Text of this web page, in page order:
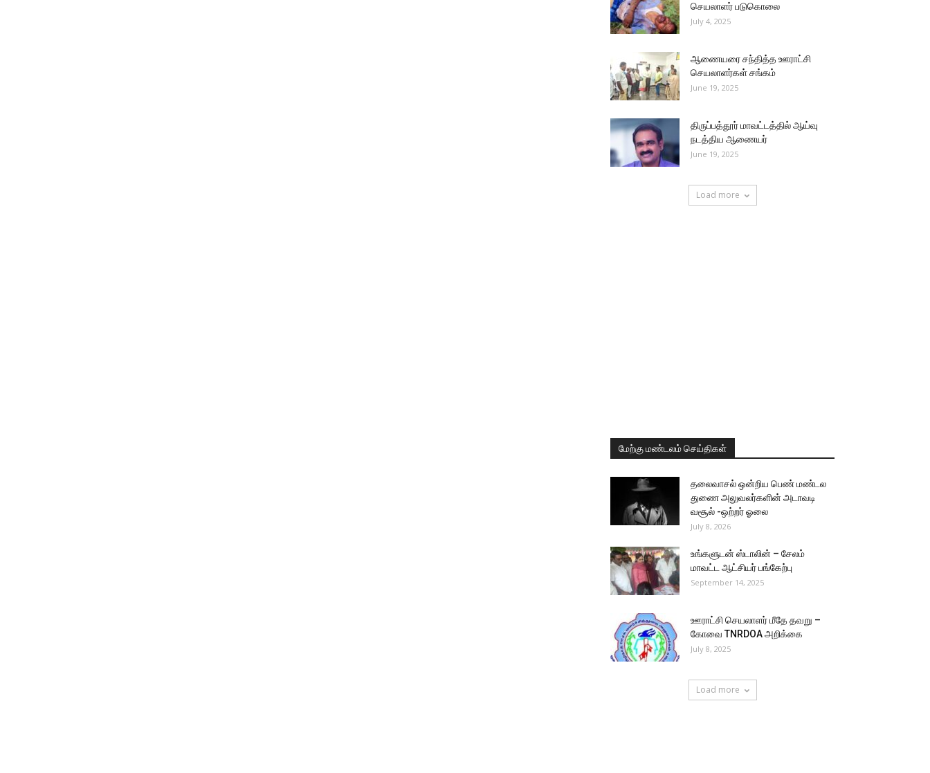
செயலாளர் படுகொலை
July 4, 2025
ஆணையரை சந்தித்த ஊராட்சி
செயலாளர்கள் சங்கம்
June 19, 2025
திருப்பத்தூர் மாவட்டத்தில் ஆய்வு
நடத்திய ஆணையர்
June 19, 2025
Load more
மேற்கு மண்டலம் செய்திகள்
தலைவாசல் ஒன்றிய பெண் மண்டல
துணை அலுவலர்களின் அடாவடி
வசூல் -ஒற்றர் ஓலை
July 8, 2026
உங்களுடன் ஸ்டாலின் – சேலம்
மாவட்ட ஆட்சியர் பங்கேற்பு
September 14, 2025
ஊராட்சி செயலாளர் மீதே தவறு –
கோவை TNRDOA அறிக்கை
July 8, 2025
Load more